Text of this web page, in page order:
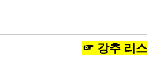
☞ 강추 리